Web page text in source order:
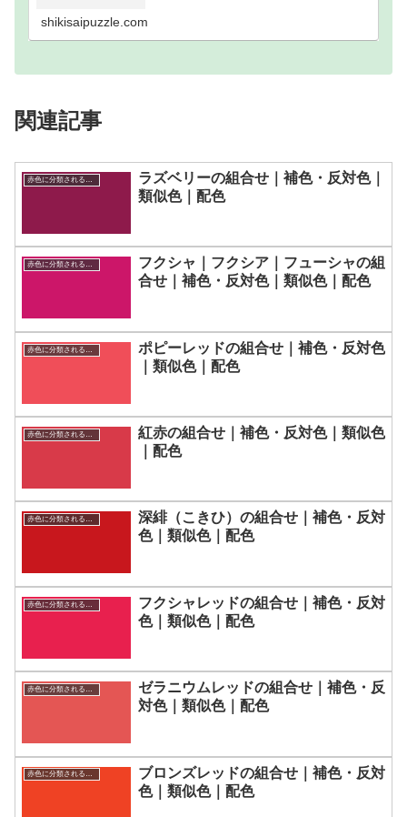
shikisaipuzzle.com
関連記事
ラズベリーの組合せ｜補色・反対色｜
類似色｜配色
赤色に分類される色一覧
フクシャ｜フクシア｜フューシャの組
合せ｜補色・反対色｜類似色｜配色
ポピーレッドの組合せ｜補色・反対色
｜類似色｜配色
赤色に分類される色一覧
紅赤の組合せ｜補色・反対色｜類似色
｜配色
赤色に分類される色一覧
深緋（こきひ）の組合せ｜補色・反対
色｜類似色｜配色
フクシャレッドの組合せ｜補色・反対
色｜類似色｜配色
赤色に分類される色一覧
ゼラニウムレッドの組合せ｜補色・反
対色｜類似色｜配色
赤色に分類される色一覧
ブロンズレッドの組合せ｜補色・反対
色｜類似色｜配色